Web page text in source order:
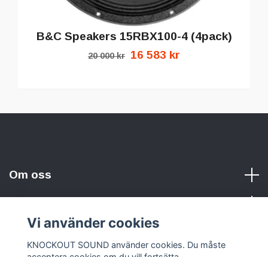
B&C Speakers 15RBX100-4 (4pack)
20 000 kr 16 583 kr
Om oss
Sociala medier
Vi använder cookies
KNOCKOUT SOUND använder cookies. Du måste